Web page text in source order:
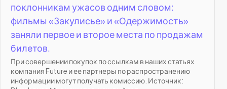
поклонникам ужасов одним словом:
фильмы «Закулисье» и «Одержимость»
заняли первое и второе места по продажам
билетов.
При совершении покупок по ссылкам в наших статьях
компания Future и ее партнеры по распространению
информации могут получать комиссию. Источник: